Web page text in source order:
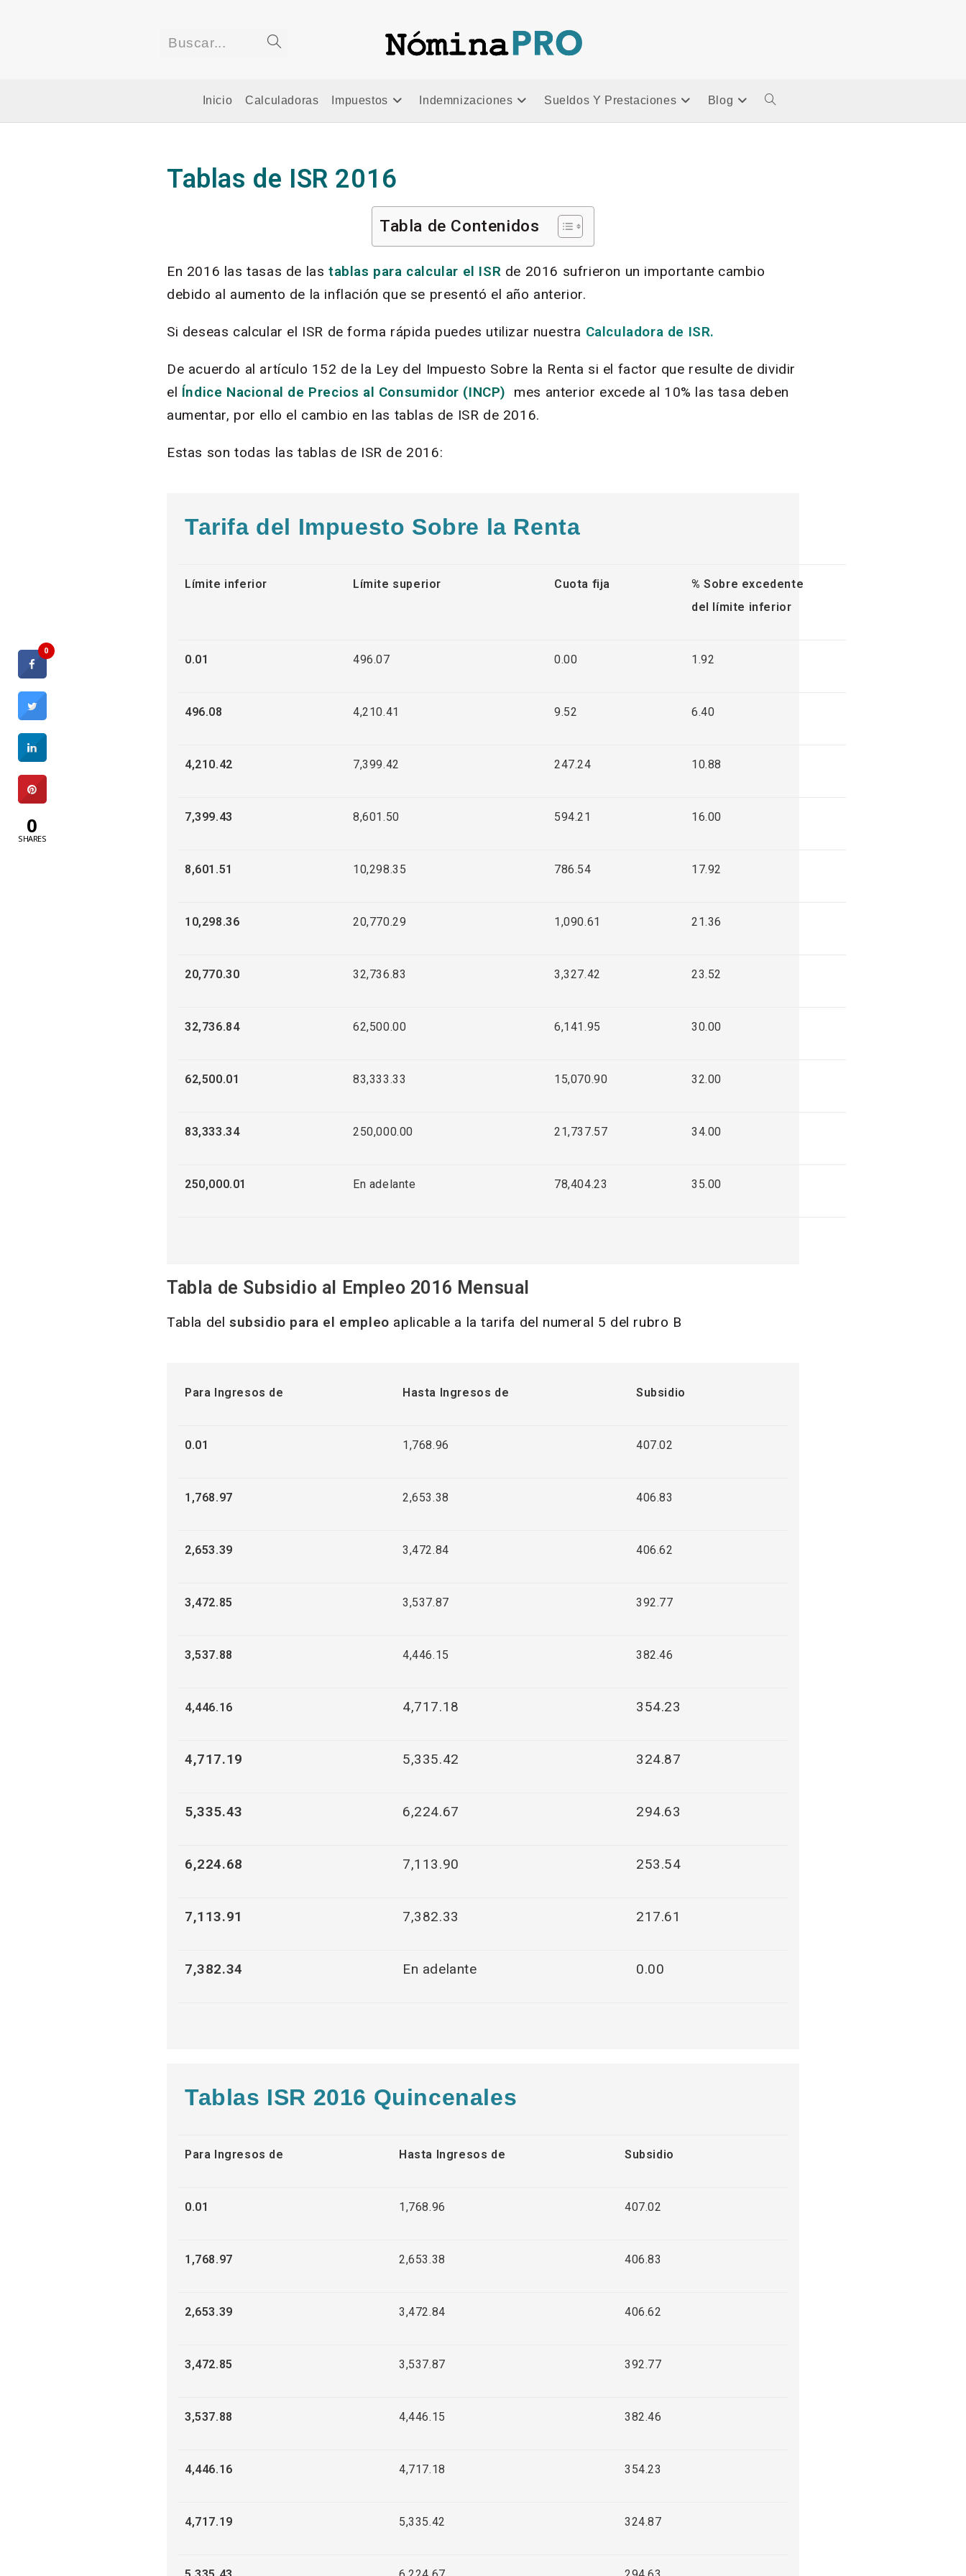
Buscar...
Inicio Calculadoras Impuestos Indemnizaciones Sueldos Y Prestaciones Blog
Tablas de ISR 2016
Tabla de Contenidos
En 2016 las tasas de las tablas para calcular el ISR de 2016 sufrieron un importante cambio
debido al aumento de la inflación que se presentó el año anterior.
Si deseas calcular el ISR de forma rápida puedes utilizar nuestra Calculadora de ISR.
De acuerdo al artículo 152 de la Ley del Impuesto Sobre la Renta si el factor que resulte de dividir
el Índice Nacional de Precios al Consumidor (INCP)
mes anterior excede al 10% las tasa deben
aumentar, por ello el cambio en las tablas de ISR de 2016.
Estas son todas las tablas de ISR de 2016:
Tarifa del Impuesto Sobre la Renta
Límite inferior Límite superior Cuota fija
% Sobre excedente
del límite inferior
0.01 496.07 0.00 1.92
496.08 4,210.41 9.52 6.40
4,210.42 7,399.42 247.24 10.88
7,399.43 8,601.50 594.21 16.00
8,601.51 10,298.35 786.54 17.92
10,298.36 20,770.29 1,090.61 21.36
20,770.30 32,736.83 3,327.42 23.52
32,736.84 62,500.00 6,141.95 30.00
62,500.01 83,333.33 15,070.90 32.00
83,333.34 250,000.00 21,737.57 34.00
250,000.01 En adelante 78,404.23 35.00
Tabla de Subsidio al Empleo 2016 Mensual
Tabla del subsidio para el empleo aplicable a la tarifa del numeral 5 del rubro B
Para Ingresos de Hasta Ingresos de Subsidio
0.01 1,768.96 407.02
1,768.97 2,653.38 406.83
2,653.39 3,472.84 406.62
3,472.85 3,537.87 392.77
3,537.88 4,446.15 382.46
4,446.16 4,717.18 354.23
4,717.19 5,335.42 324.87
5,335.43 6,224.67 294.63
6,224.68 7,113.90 253.54
7,113.91 7,382.33 217.61
7,382.34 En adelante 0.00
Tablas ISR 2016 Quincenales
Para Ingresos de Hasta Ingresos de Subsidio
0.01 1,768.96 407.02
1,768.97 2,653.38 406.83
2,653.39 3,472.84 406.62
3,472.85 3,537.87 392.77
3,537.88 4,446.15 382.46
4,446.16 4,717.18 354.23
4,717.19 5,335.42 324.87
0
0
SHARES